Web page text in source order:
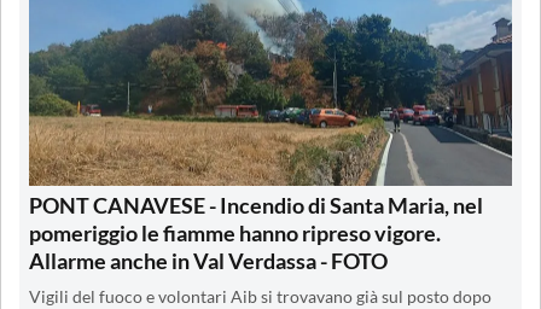
PONT CANAVESE - Incendio di Santa Maria, nel
pomeriggio le fiamme hanno ripreso vigore.
Allarme anche in Val Verdassa - FOTO
Vigili del fuoco e volontari Aib si trovavano già sul posto dopo